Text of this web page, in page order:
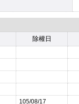
除權日
105/08/17